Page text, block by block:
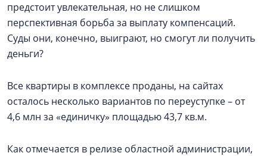
предстоит увлекательная, но не слишком
перспективная борьба за выплату компенсаций.
Суды они, конечно, выиграют, но смогут ли получить
деньги?
Все квартиры в комплексе проданы, на сайтах
осталось несколько вариантов по переуступке – от
4,6 млн за «единичку» площадью 43,7 кв.м.
Как отмечается в релизе областной администрации,